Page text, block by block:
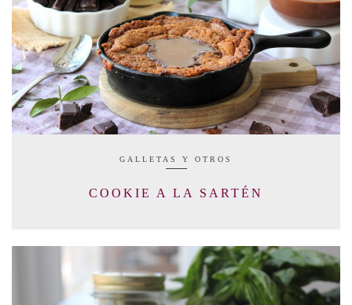
GALLETAS Y OTROS
COOKIE A LA SARTÉN